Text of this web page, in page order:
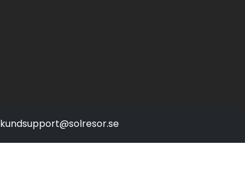
kundsupport@solresor.se